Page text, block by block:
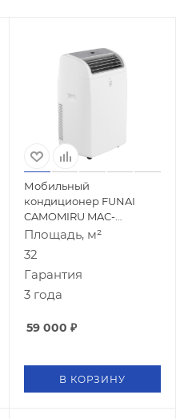
Мобильный
кондиционер FUNAI
CAMOMIRU MAC-
CM46HPN04
Площадь, м²
32
Гарантия
3 года
59 000 ₽
В КОРЗИНУ